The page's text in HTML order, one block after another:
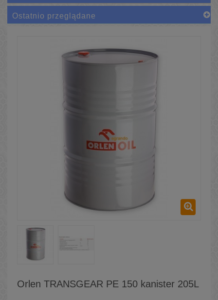
Ostatnio przeglądane
Orlen TRANSGEAR PE 150 kanister 205L